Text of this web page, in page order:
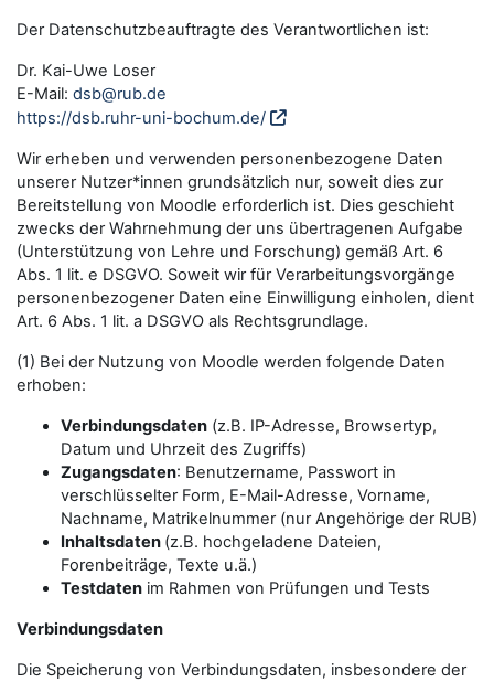
Der Datenschutzbeauftragte des Verantwortlichen ist:
Dr. Kai-Uwe Loser
E-Mail: dsb@rub.de
https://dsb.ruhr-uni-bochum.de/
Wir erheben und verwenden personenbezogene Daten
unserer Nutzer*innen grundsätzlich nur, soweit dies zur
Bereitstellung von Moodle erforderlich ist. Dies geschieht
zwecks der Wahrnehmung der uns übertragenen Aufgabe
(Unterstützung von Lehre und Forschung) gemäß Art. 6
Abs. 1 lit. e DSGVO. Soweit wir für Verarbeitungsvorgänge
personenbezogener Daten eine Einwilligung einholen, dient
Art. 6 Abs. 1 lit. a DSGVO als Rechtsgrundlage.
(1) Bei der Nutzung von Moodle werden folgende Daten
erhoben:
Verbindungsdaten (z.B. IP-Adresse, Browsertyp,
Datum und Uhrzeit des Zugriffs)
Zugangsdaten: Benutzername, Passwort in
verschlüsselter Form, E-Mail-Adresse, Vorname,
Nachname, Matrikelnummer (nur Angehörige der RUB)
Inhaltsdaten (z.B. hochgeladene Dateien,
Forenbeiträge, Texte u.ä.)
Testdaten im Rahmen von Prüfungen und Tests
Verbindungsdaten
Die Speicherung von Verbindungsdaten, insbesondere der